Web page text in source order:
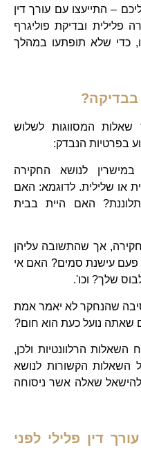
– התייעצו עם עורך דין
פלילית ובדיקת פוליגרף
כדי שלא תופתעו במהלך
בבדיקה?
המסווגות לשלוש
בפרטיות הנבדק:
במישרין לנושא החקירה
או שלילית. לדוגמא: האם
האם היית בבית
אך שהתשובה עליהן
עישנת סמים? האם אי
שלך? וכו'.
שהנחקר לא יאמר אמת
שאתה נועל כעת הוא חום?
הרלוונטיות ולכן,
השאלות הקשורות לנושא
שאלה אשר ניסוחה
דין פלילי לפני